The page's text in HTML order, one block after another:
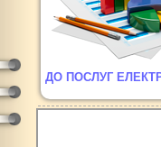
ДО ПОСЛУГ